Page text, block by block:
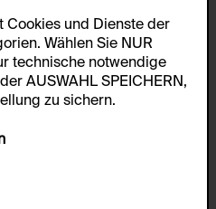
Cookies und Dienste der
Wählen Sie NUR
technische notwendige
AUSWAHL SPEICHERN,
zu sichern.